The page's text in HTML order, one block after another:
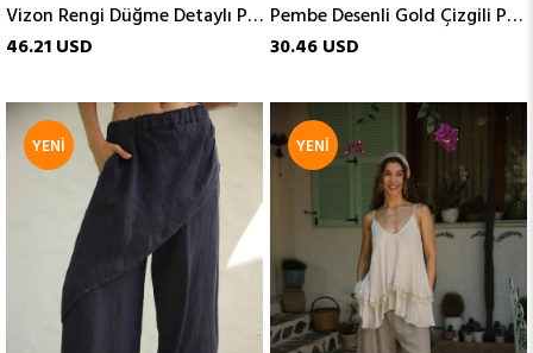
Vizon Rengi Düğme Detaylı Pileli Pantolon
46.21 USD
Pembe Desenli Gold Çizgili Pantolon
30.46 USD
YENI YENI